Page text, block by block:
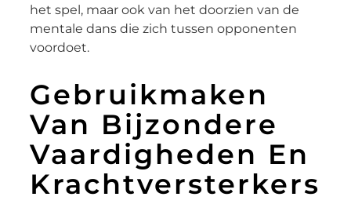
het spel, maar ook van het doorzien van de
mentale dans die zich tussen opponenten
voordoet.
Gebruikmaken
Van Bijzondere
Vaardigheden En
Krachtversterkers